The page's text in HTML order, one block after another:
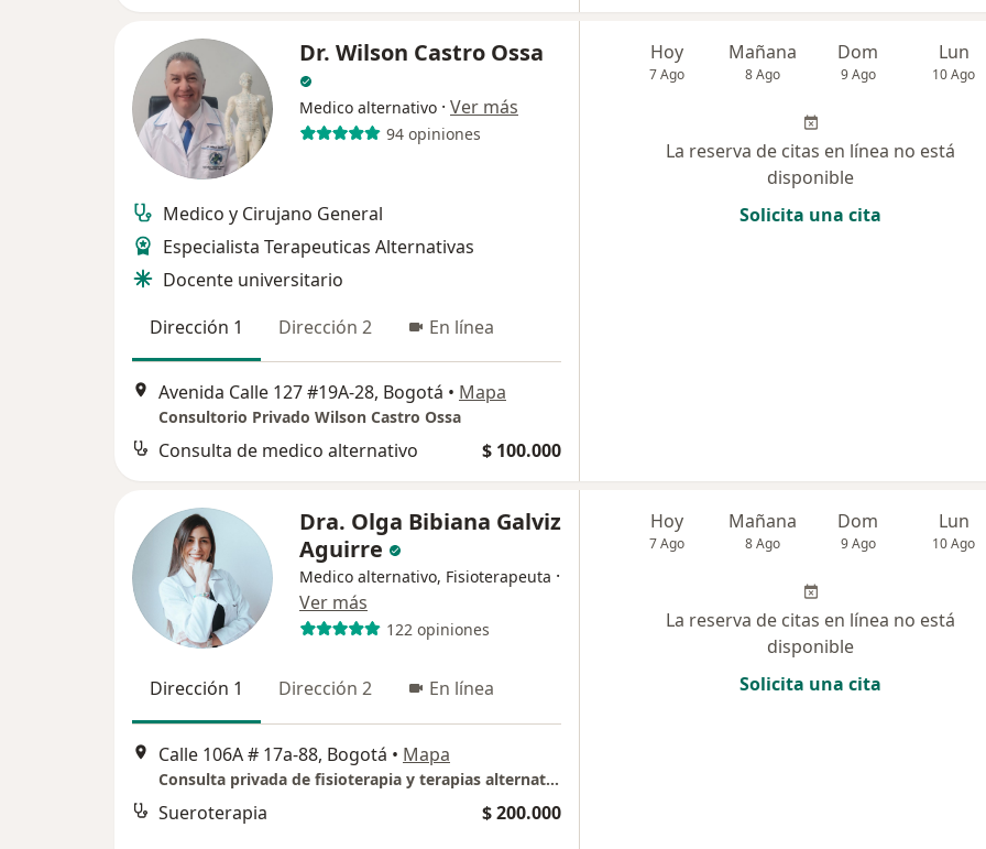
Dr. Wilson Castro Ossa
Medico alternativo · Ver más
94 opiniones
Medico y Cirujano General
Especialista Terapeuticas Alternativas
Docente universitario
Dirección 1
Dirección 2 En línea
Avenida Calle 127 #19A-28, Bogotá • Mapa
Consultorio Privado Wilson Castro Ossa
Consulta de medico alternativo $ 100.000
Hoy
7 Ago
Mañana
8 Ago
Dom
9 Ago
Lun
10 Ago
La reserva de citas en línea no está
disponible
Solicita una cita
Dra. Olga Bibiana Galviz
Aguirre
Medico alternativo, Fisioterapeuta ·
Ver más
122 opiniones
Dirección 1 Dirección 2 En línea
Calle 106A # 17a-88, Bogotá • Mapa
Consulta privada de fisioterapia y terapias alternativas
Sueroterapia $ 200.000
Hoy
7 Ago
Mañana
8 Ago
Dom
9 Ago
Lun
10 Ago
La reserva de citas en línea no está
disponible
Solicita una cita